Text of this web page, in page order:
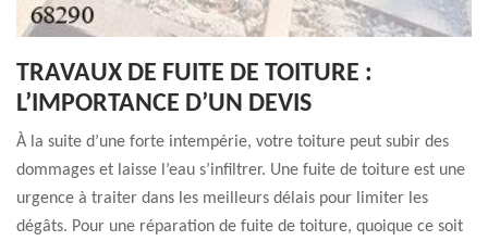
TRAVAUX DE FUITE DE TOITURE :
L’IMPORTANCE D’UN DEVIS
À la suite d’une forte intempérie, votre toiture peut subir des
dommages et laisse l’eau s’infiltrer. Une fuite de toiture est une
urgence à traiter dans les meilleurs délais pour limiter les
dégâts. Pour une réparation de fuite de toiture, quoique ce soit